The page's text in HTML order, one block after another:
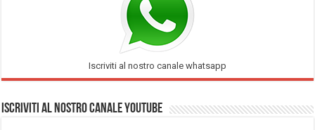
Iscriviti al nostro canale whatsapp
Iscriviti al nostro Canale Youtube